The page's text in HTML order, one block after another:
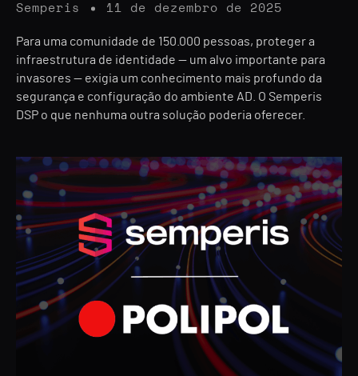
Semperis 11 de dezembro de 2025
Para uma comunidade de 150.000 pessoas, proteger a
infraestrutura de identidade — um alvo importante para
invasores — exigia um conhecimento mais profundo da
segurança e configuração do ambiente AD. O Semperis
DSP o que nenhuma outra solução poderia oferecer.